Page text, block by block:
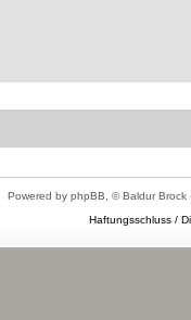
Powered by phpBB, © Baldur Brock
Haftungsschluss /